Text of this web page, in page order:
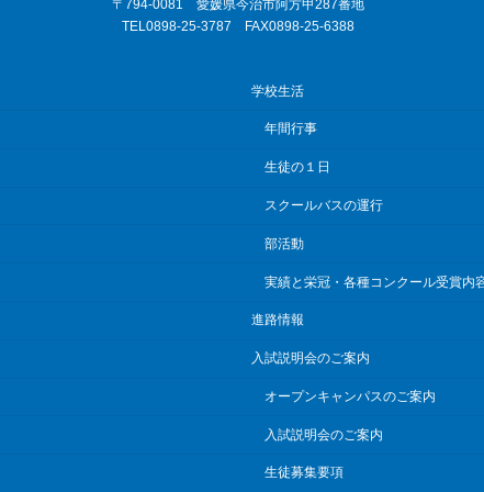
〒794-0081 愛媛県今治市阿方甲287番地
TEL0898-25-3787 FAX0898-25-6388
学校生活
年間行事
生徒の１日
スクールバスの運行
部活動
実績と栄冠・各種コンクール受賞内
進路情報
入試説明会のご案内
オープンキャンパスのご案内
入試説明会のご案内
生徒募集要項